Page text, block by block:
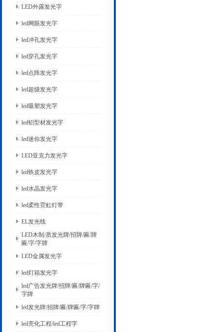
LED外露发光字
led网眼发光字
led冲孔发光字
led穿孔发光字
led点阵发光字
led超级发光字
led吸塑发光字
led铝型材发光字
led迷你发光字
LED亚克力发光字
led铁皮发光字
led水晶发光字
led柔性霓虹灯带
EL发光线
LED木制/质发光牌/招牌/匾/牌
匾/字/字牌
LED金属发光字
led灯箱发光字
led广告发光牌/招牌/匾/牌匾/字/
字牌
led发光牌/招牌/匾/牌匾/字/字牌
led亮化工程/led工程字